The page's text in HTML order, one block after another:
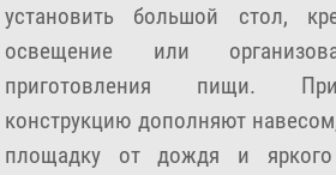
установить большой стол,
освещение или
приготовления пищи.
конструкцию дополняют
площадку от дождя и яркого